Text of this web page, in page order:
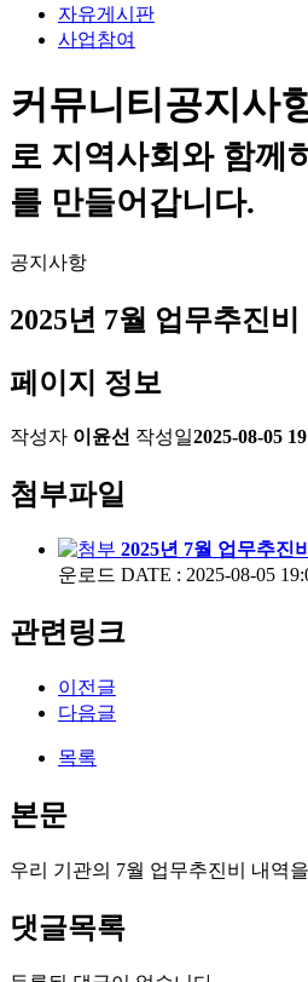
자유게시판
사업참여
커뮤니티공지사
로 지역사회와 함께
를 만들어갑니다.
공지사항
2025년 7월 업무추진비
페이지 정보
작성자 이윤선 작성일2025-08-05
첨부파일
2025년 7월 업무추진
운로드 DATE : 2025-08-05
관련링크
이전글
다음글
목록
본문
우리 기관의 7월 업무추진비 내역
댓글목록